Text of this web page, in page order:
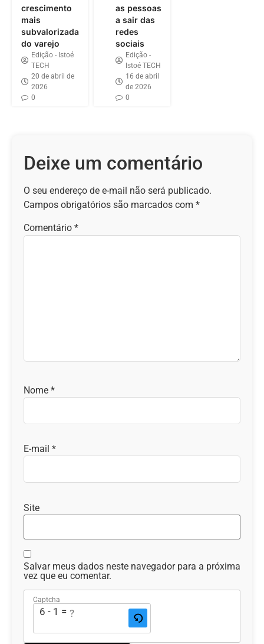
crescimento
mais
subvalorizada
do varejo
Edição - Istoé
TECH
20 de abril de
2026
0
as pessoas
a sair das
redes
sociais
Edição -
Istoé TECH
16 de abril
de 2026
0
Deixe um comentário
O seu endereço de e-mail não será publicado.
Campos obrigatórios são marcados com *
Comentário *
Nome *
E-mail *
Site
Salvar meus dados neste navegador para a próxima
vez que eu comentar.
Captcha
6 - 1 = ?